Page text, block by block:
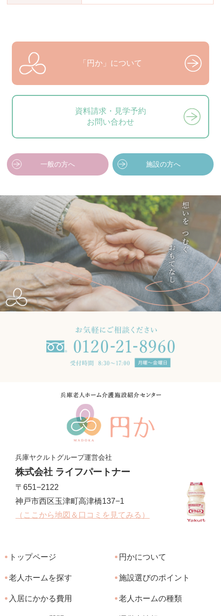
「円か」について
資料請求・見学予約
お問い合わせ
一般の方へ 施設の方へ
兵庫ヤクルトグループ運営会社
株式会社 ライフパートナー
〒651−2122
神戸市西区玉津町高津橋137−1
（ここから地図＆口コミを見てみる）
トップページ 円かについて
老人ホームを探す 施設選びのポイント
入居にかかる費用 老人ホームの種類